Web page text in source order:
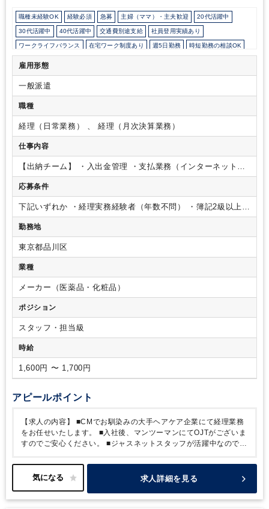
職種未経験OK 経験必須 急募 主婦（ママ）・主夫歓迎 20代活躍中
30代活躍中 40代活躍中 交通費別途支給 社員登用実績あり
ワークライフバランス 在宅ワーク制度あり 週5日勤務 時短勤務の相談OK
1日7時間未満勤務OK 残業少なめ 残業月10時間未満 駅から徒歩5分以内
業界大手企業
パーテーション区切りあり
ルーティンワークがメイン 社内システム等のOJT 業務手順等のOJT
業界知識・専門用語等のOJT 土日祝休み EXCELのスキルが活かせる
雇用形態
一般派遣
職種
経理（日常業務） 、 経理（月次決算業務）
仕事内容
【出納チーム】 ・入出金管理
・支払業務（インターネットバ
ンキング）・経費精算・伝票起票・仕訳
入力・月次決算業務
分けして行う事になります。
応募条件
下記いずれか ・経理実務経験者（年数不問）
・簿記2級以上
（経理未経験OK）
勤務地
東京都品川区
業種
メーカー（医薬品・化粧品）
ポジション
スタッフ・担当級
時給
1,600円 〜 1,700円
アピールポイント
【求人の内容】
■CMでお馴染みの大手ヘアケア企業にて経理業務
をお任せいたします。
■入社後、マンツーマンにてOJTがございま
すのでご安心ください。
■ジャスネットスタッフが活躍中なので安
なります。2年ごろを目安に双方合意の場合、切替の可能性がござ
います。■経理部には3チームあり、適性に応じてオファーポジシ
ークを推奨しておりますが、普段は出社メインで働いています。
求人詳細を見る